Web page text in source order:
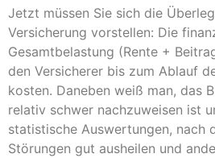
Jetzt müssen Sie sich die
Versicherung vorstellen: Die
Gesamtbelastung (Rente +
den Versicherer bis zum Ablauf
kosten. Daneben weiß man, das
relativ schwer nachzuweisen ist
statistische Auswertungen, nach
Störungen gut ausheilen und